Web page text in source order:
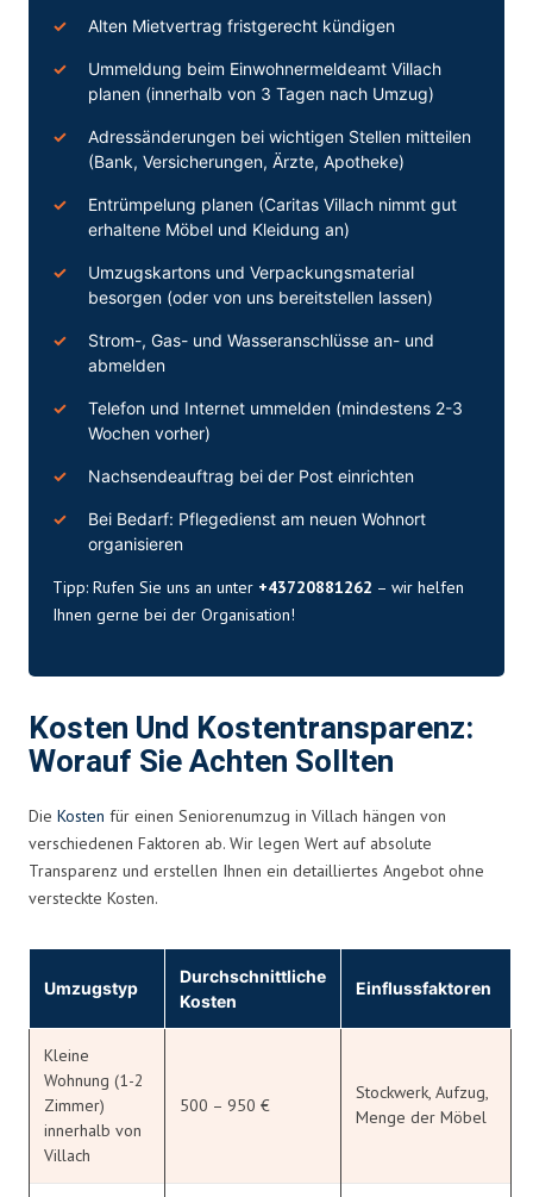
Alten Mietvertrag fristgerecht kündigen
Ummeldung beim Einwohnermeldeamt Villach
planen (innerhalb von 3 Tagen nach Umzug)
Adressänderungen bei wichtigen Stellen mitteilen
(Bank, Versicherungen, Ärzte, Apotheke)
Entrümpelung planen (Caritas Villach nimmt gut
erhaltene Möbel und Kleidung an)
Umzugskartons und Verpackungsmaterial
besorgen (oder von uns bereitstellen lassen)
Strom-, Gas- und Wasseranschlüsse an- und
abmelden
Telefon und Internet ummelden (mindestens 2-3
Wochen vorher)
Nachsendeauftrag bei der Post einrichten
Bei Bedarf: Pflegedienst am neuen Wohnort
organisieren
Tipp: Rufen Sie uns an unter +43720881262 – wir helfen
Ihnen gerne bei der Organisation!
Kosten Und Kostentransparenz:
Worauf Sie Achten Sollten
Die Kosten für einen Seniorenumzug in Villach hängen von
verschiedenen Faktoren ab. Wir legen Wert auf absolute
Transparenz und erstellen Ihnen ein detailliertes Angebot ohne
versteckte Kosten.
Umzugstyp
Durchschnittliche
Kosten
Einflussfaktoren
Kleine
Wohnung (1-2
Zimmer)
innerhalb von
Villach
500 – 950 €
Stockwerk, Aufzug,
Menge der Möbel